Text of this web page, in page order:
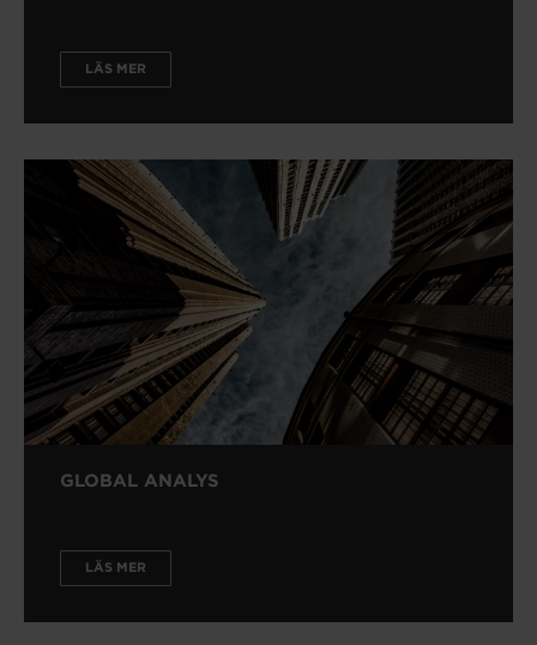
LÄS MER
GLOBAL ANALYS
LÄS MER